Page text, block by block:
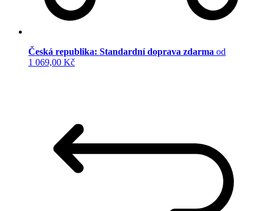
Česká republika: Standardní doprava zdarma od
1 069,00 Kč